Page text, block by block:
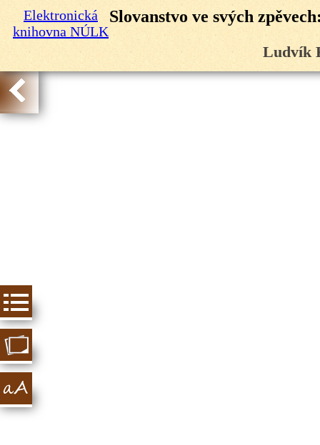
Elektronická
knihovna NÚLK
Slovanstvo ve svých
Ludvík